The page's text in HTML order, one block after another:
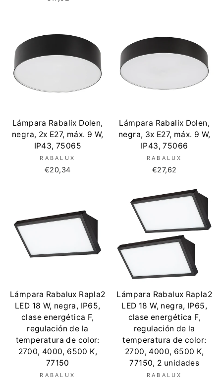
Lámpara Rabalix Dolen,
negra, 2x E27, máx. 9 W,
IP43, 75065
RABALUX
€20,34
Lámpara Rabalix Dolen,
negra, 3x E27, máx. 9 W,
IP43, 75066
RABALUX
€27,62
Lámpara Rabalux Rapla2
LED 18 W, negra, IP65,
clase energética F,
regulación de la
temperatura de color:
2700, 4000, 6500 K,
77150
RABALUX
Lámpara Rabalux Rapla2
LED 18 W, negra, IP65,
clase energética F,
regulación de la
temperatura de color:
2700, 4000, 6500 K,
77150, 2 unidades
RABALUX